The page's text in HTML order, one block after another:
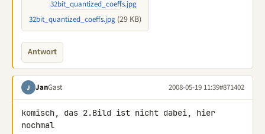
32bit_quantized_coeffs.jpg (29 KB)
Antwort
J JanGast 2008-05-19 11:39#871402
komisch, das 2.Bild ist nicht dabei, hier
nochmal